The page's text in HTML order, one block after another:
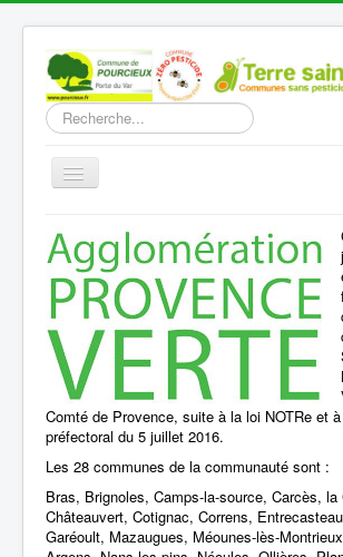
Rechercher
Basculer
Découverte
Vie Municipale
Vie locale
Infos pratiques
Communication
Vous êtes ici : Accueil
Vie Municipale
Intercommunalité
Comté de Provence, suite à la loi NOTRe et
préfectoral du 5 juillet 2016.
Les 28 communes de la communauté sont :
Bras, Brignoles, Camps-la-source, Carcès, la
Châteauvert, Cotignac, Correns,
Garéoult, Mazaugues, Méounes-lès-